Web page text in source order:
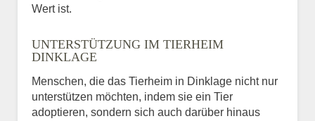
Wert ist.
UNTERSTÜTZUNG IM TIERHEIM
DINKLAGE
Menschen, die das Tierheim in Dinklage nicht nur
unterstützen möchten, indem sie ein Tier
adoptieren, sondern sich auch darüber hinaus